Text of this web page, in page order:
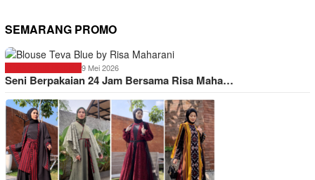
SEMARANG PROMO
9 Mei 2026
Seni Berpakaian 24 Jam Bersama Risa Maha…